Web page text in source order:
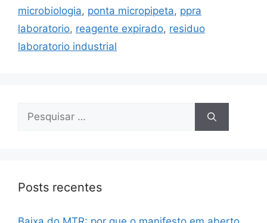
microbiologia, ponta micropipeta, ppra
laboratorio, reagente expirado, residuo
laboratorio industrial
Posts recentes